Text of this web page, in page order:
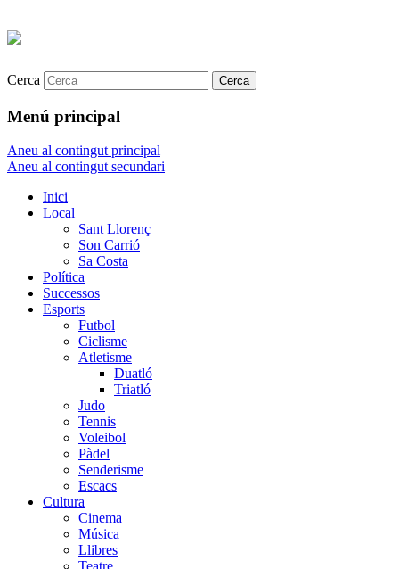
Cerca
Menú principal
Aneu al contingut principal
Aneu al contingut secundari
Inici
Local
Sant Llorenç
Son Carrió
Sa Costa
Política
Successos
Esports
Futbol
Ciclisme
Atletisme
Duatló
Triatló
Judo
Tennis
Voleibol
Pàdel
Senderisme
Escacs
Cultura
Cinema
Música
Llibres